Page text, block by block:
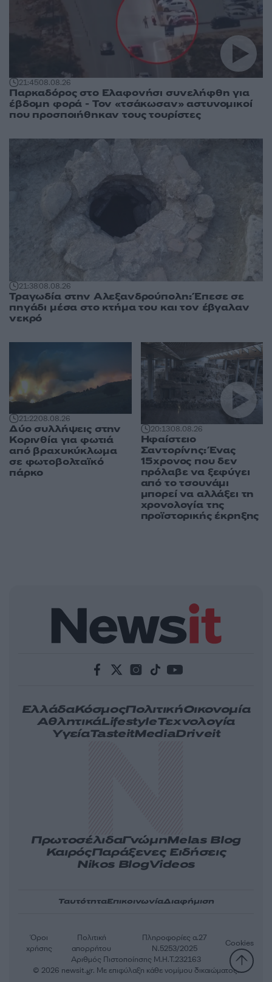
21:4508.08.26
Παρκαδόρος στο Ελαφονήσι συνελήφθη για
έβδομη φορά - Τον «τσάκωσαν» αστυνομικοί
που προσποιήθηκαν τους τουρίστες
21:3808.08.26
Τραγωδία στην Αλεξανδρούπολη: Έπεσε σε
πηγάδι μέσα στο κτήμα του και τον έβγαλαν
νεκρό
21:2208.08.26
Δύο συλλήψεις στην
Κορινθία για φωτιά
από βραχυκύκλωμα
σε φωτοβολταϊκό
πάρκο
20:1308.08.26
Ηφαίστειο
Σαντορίνης: Ένας
15χρονος που δεν
πρόλαβε να ξεφύγει
από το τσουνάμι
μπορεί να αλλάξει τη
χρονολογία της
προϊστορικής έκρηξης
ΕλλάδαΚόσμοςΠολιτικήΟικονομία
ΑθλητικάLifestyleΤεχνολογία
ΥγείαTasteitMediaDriveit
ΠρωτοσέλιδαΓνώμηMelas Blog
ΚαιρόςΠαράξενες Ειδήσεις
Nikos BlogVideos
ΤαυτότηταΕπικοινωνίαΔιαφήμιση
Αριθμός Πιστοποίησης Μ.Η.Τ.232163
Όροι
χρήσης
Πολιτική
απορρήτου
Πληροφορίες α.27
Ν.5253/2025
Cookies
© 2026 newsit.gr. Με επιφύλαξη κάθε νομίμου δικαιώματος.